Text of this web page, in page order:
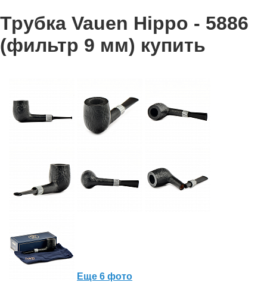
Трубка Vauen Hippo - 5886
(фильтр 9 мм) купить
Еще 6 фото